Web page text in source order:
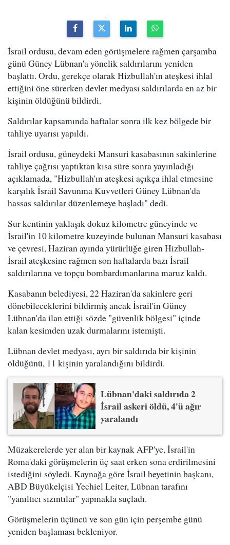
İsrail ordusu, devam eden görüşmelere rağmen çarşamba
günü Güney Lübnan'a yönelik saldırılarını yeniden
başlattı. Ordu, gerekçe olarak Hizbullah'ın ateşkesi ihlal
ettiğini öne sürerken devlet medyası saldırılarda en az bir
kişinin öldüğünü bildirdi.
Saldırılar kapsamında haftalar sonra ilk kez bölgede bir
tahliye uyarısı yapıldı.
İsrail ordusu, güneydeki Mansuri kasabasının sakinlerine
tahliye çağrısı yaptıktan kısa süre sonra yayınladığı
açıklamada, "Hizbullah'ın ateşkesi açıkça ihlal etmesine
karşılık İsrail Savunma Kuvvetleri Güney Lübnan'da
hassas saldırılar düzenlemeye başladı" dedi.
Sur kentinin yaklaşık dokuz kilometre güneyinde ve
İsrail'in 10 kilometre kuzeyinde bulunan Mansuri kasabası
ve çevresi, Haziran ayında yürürlüğe giren Hizbullah-
İsrail ateşkesine rağmen son haftalarda bazı İsrail
saldırılarına ve topçu bombardımanlarına maruz kaldı.
Kasabanın belediyesi, 22 Haziran'da sakinlere geri
dönebileceklerini bildirmiş ancak İsrail'in Güney
Lübnan'da ilan ettiği sözde "güvenlik bölgesi" içinde
kalan kesimden uzak durmalarını istemişti.
Lübnan devlet medyası, ayrı bir saldırıda bir kişinin
öldüğünü, 11 kişinin yaralandığını bildirdi.
Lübnan'daki saldırıda 2
İsrail askeri öldü, 4'ü ağır
yaralandı
Müzakerelerde yer alan bir kaynak AFP'ye, İsrail'in
Roma'daki görüşmelerin üç saat erken sona erdirilmesini
istediğini söyledi. Kaynağa göre İsrail heyetinin başkanı,
ABD Büyükelçisi Yechiel Leiter, Lübnan tarafını
"yanıltıcı sızıntılar" yapmakla suçladı.
Görüşmelerin üçüncü ve son gün için perşembe günü
yeniden başlaması bekleniyor.